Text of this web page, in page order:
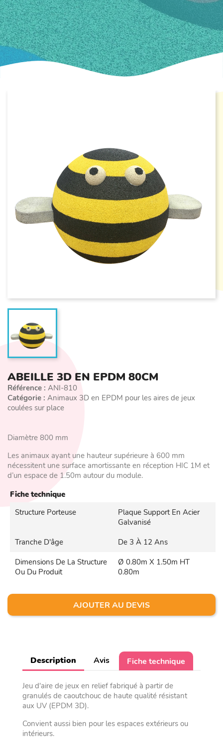
ABEILLE 3D EN EPDM 80CM
Référence : ANI-810
Catégorie : Animaux 3D en EPDM pour les aires de jeux
coulées sur place
Diamètre 800 mm
Les animaux ayant une hauteur supérieure à 600 mm
nécessitent une surface amortissante en réception HIC 1M et
d’un espace de 1.50m autour du module.
Fiche technique
Structure Porteuse
Plaque Support En Acier
Galvanisé
Tranche D'âge
De 3 À 12 Ans
Dimensions De La Structure
Ou Du Produit
Ø 0.80m X 1.50m HT
0.80m
AJOUTER AU DEVIS
Description Avis Fiche technique
Jeu d'aire de jeux en relief fabriqué à partir de
granulés de caoutchouc de haute qualité résistant
aux UV (EPDM 3D).
Convient aussi bien pour les espaces extérieurs ou
intérieurs.